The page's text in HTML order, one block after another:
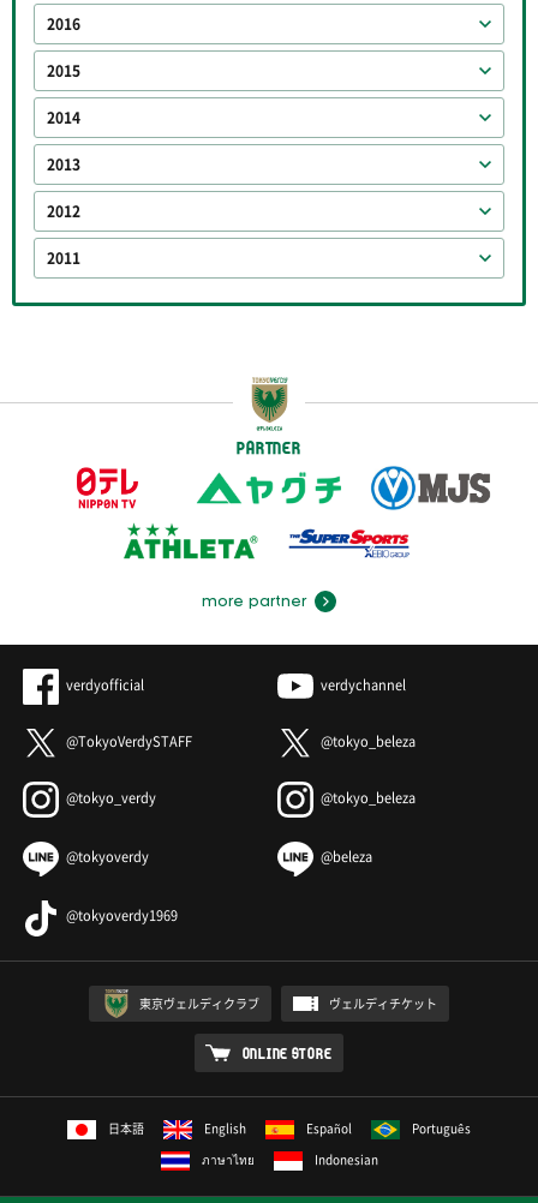
2016
2015
2014
2013
2012
2011
PARTNER
more partner
verdyofficial verdychannel
@TokyoVerdySTAFF @tokyo_beleza
@tokyo_verdy @tokyo_beleza
@tokyoverdy @beleza
@tokyoverdy1969
東京ヴェルディクラブ ヴェルディチケット
ONLINE STORE
日本語 English Español
Português
ภาษาไทย
Indonesian